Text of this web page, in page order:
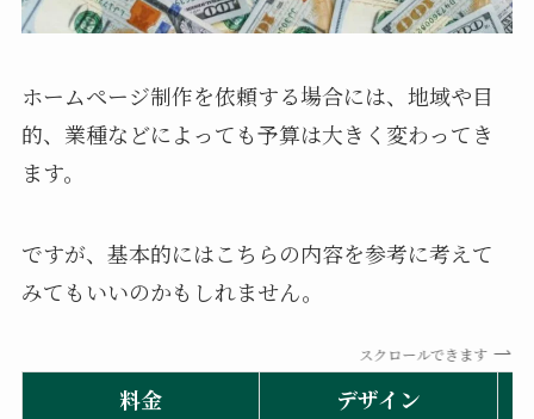
ホームページ制作を依頼する場合には、地域や目
的、業種などによっても予算は大きく変わってき
ます。
ですが、基本的にはこちらの内容を参考に考えて
みてもいいのかもしれません。
スクロールできます
料金 デザイン